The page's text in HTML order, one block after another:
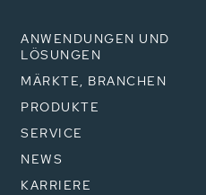
ANWENDUNGEN UND
LÖSUNGEN
MÄRKTE, BRANCHEN
PRODUKTE
SERVICE
NEWS
KARRIERE